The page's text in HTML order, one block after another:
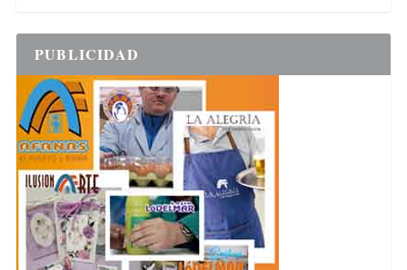
PUBLICIDAD